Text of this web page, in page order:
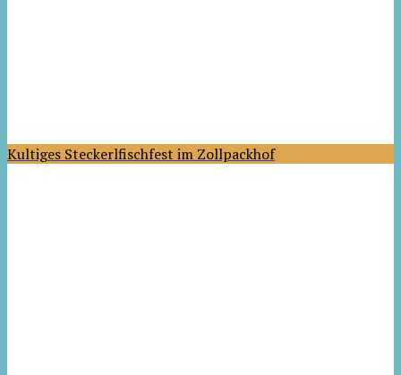
Kultiges Steckerlfischfest im Zollpackhof